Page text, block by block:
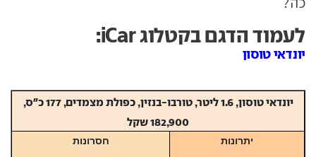
לעמוד הדגם בקטלוג iCar:
יונדאי טוסון
יונדאי טוסון, 1.6 ליטר, טורבו-בנזין, כפולת מצמדים, 177 כ"ס,
182,900 שקל
יתרונות חסרונות